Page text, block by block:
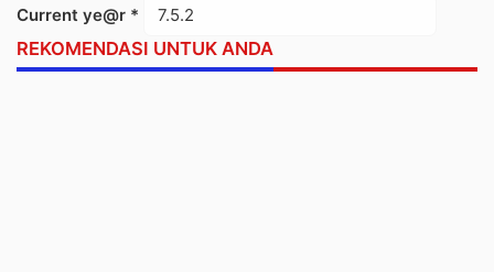
Current ye@r *
REKOMENDASI UNTUK ANDA